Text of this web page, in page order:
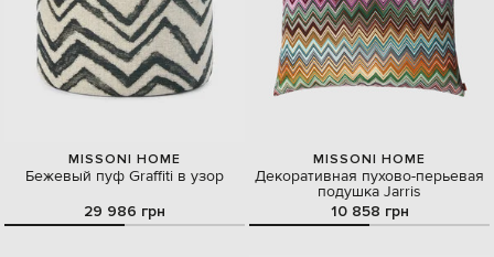
MISSONI HOME
Бежевый пуф Graffiti в узор
29 986 грн
MISSONI HOME
Декоративная пухово-перьевая
подушка Jarris
10 858 грн